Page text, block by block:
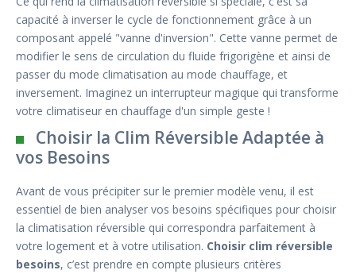
capacité à inverser le cycle de fonctionnement grâce à un
composant appelé "vanne d'inversion". Cette vanne permet de
modifier le sens de circulation du fluide frigorigène et ainsi de
passer du mode climatisation au mode chauffage, et
inversement. Imaginez un interrupteur magique qui transforme
votre climatiseur en chauffage d'un simple geste !
Choisir la Clim Réversible Adaptée à
vos Besoins
Avant de vous précipiter sur le premier modèle venu, il est
essentiel de bien analyser vos besoins spécifiques pour choisir
la climatisation réversible qui correspondra parfaitement à
votre logement et à votre utilisation. Choisir clim réversible
besoins, c’est prendre en compte plusieurs critères